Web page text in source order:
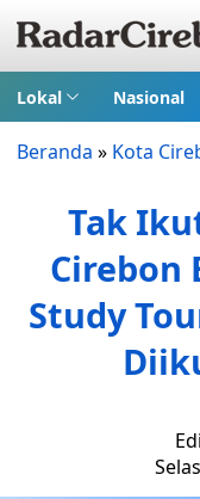
Lokal Nasional
Beranda » Kota
Tak
Cirebon
Study